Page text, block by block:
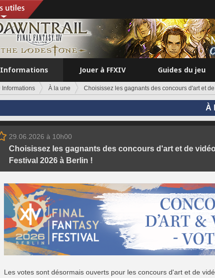
Informations Jouer à FFXIV Guides du jeu
Informations À la une Choisissez les gagnants des concours d'art et
À
29.06.2026 à 10h00
Choisissez les gagnants des concours d'art et de
Festival 2026 à Berlin !
Les votes sont désormais ouverts pour les concours d'art et de